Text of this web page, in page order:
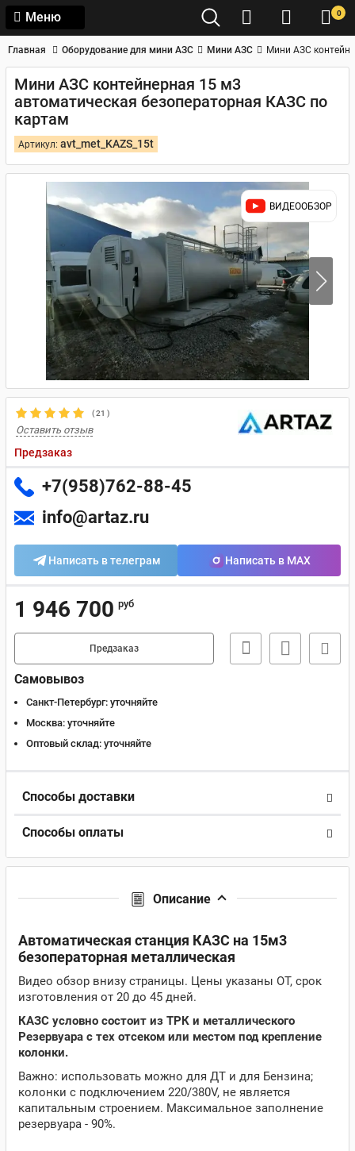
Меню 0
Главная Оборудование для мини АЗС Мини АЗС Мини АЗС
Мини АЗС контейнерная 15 м3
автоматическая безоператорная КАЗС по
картам
Артикул: avt_met_KAZS_15t
ВИДЕООБЗОР
(21 )
Оставить отзыв
Предзаказ
+7(958)762-88-45
info@artaz.ru
Написать в телеграм Написать в MAX
1 946 700 руб
Предзаказ
Самовывоз
Санкт-Петербург: уточняйте
Москва: уточняйте
Оптовый склад: уточняйте
Способы доставки
Способы оплаты
Описание
Автоматическая станция КАЗС на 15м3
безоператорная металлическая
Видео обзор внизу страницы. Цены указаны ОТ, срок
изготовления от 20 до 45 дней.
КАЗС условно состоит из ТРК и металлического
Резервуара с тех отсеком или местом под крепление
колонки.
Важно: использовать можно для ДТ и для Бензина;
колонки с подключением 220/380V, не является
капитальным строением. Максимальное заполнение
резервуара - 90%.